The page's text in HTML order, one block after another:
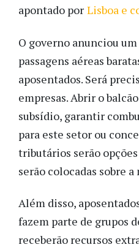
apontado por Lisboa e
O governo anunciou
passagens aéreas
aposentados. Será
empresas. Abrir o
subsídio, garantir
para este setor ou
tributários serão
serão colocadas sobre a
Além disso,
fazem parte de grupos
receberão recursos